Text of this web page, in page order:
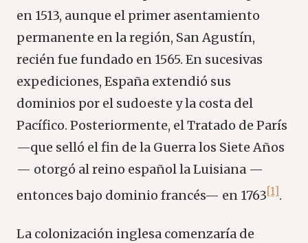
en 1513, aunque el primer asentamiento
permanente en la región, San Agustín,
recién fue fundado en 1565. En sucesivas
expediciones, España extendió sus
dominios por el sudoeste y la costa del
Pacífico. Posteriormente, el Tratado de París
—que selló el fin de la Guerra los Siete Años
— otorgó al reino español la Luisiana —
entonces bajo dominio francés— en 1763 [1] .
La colonización inglesa comenzaría de